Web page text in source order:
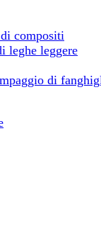
compositi
leghe leggere
di